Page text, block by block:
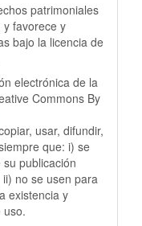
patrimoniales
y favorece y
bajo la licencia de
electrónica de la
Commons By
usar, difundir,
que: i) se
publicación
no se usen para
existencia y
uso.